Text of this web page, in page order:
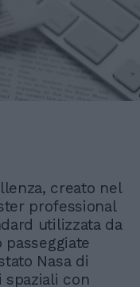
creato nel
professional
utilizzata da
Nasa di
con